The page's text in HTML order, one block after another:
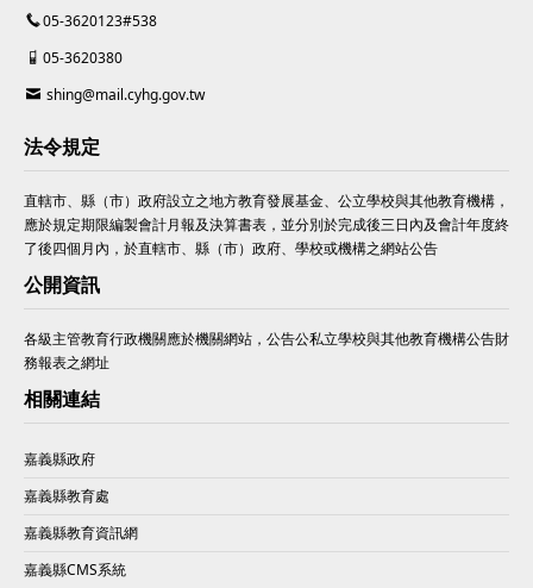
05-3620123#538
05-3620380
shing@mail.cyhg.gov.tw
法令規定
直轄市、縣（市）政府設立之地方教育發展基金、公立學校與其他教育機構，
應於規定期限編製會計月報及決算書表，並分別於完成後三日內及會計年度終
了後四個月內，於直轄市、縣（市）政府、學校或機構之網站公告
公開資訊
各級主管教育行政機關應於機關網站，公告公私立學校與其他教育機構公告財
務報表之網址
相關連結
嘉義縣政府
嘉義縣教育處
嘉義縣教育資訊網
嘉義縣CMS系統